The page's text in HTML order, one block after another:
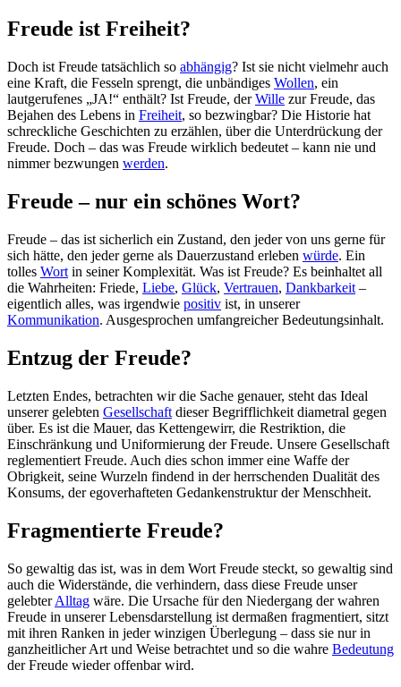
Freude ist Freiheit?
Doch ist Freude tatsächlich so abhängig? Ist sie nicht vielmehr auch
eine Kraft, die Fesseln sprengt, die unbändiges Wollen, ein
lautgerufenes „JA!“ enthält? Ist Freude, derWille zur Freude, das
Bejahen des Lebens in Freiheit, so bezwingbar? Die Historie hat
schreckliche Geschichten zu erzählen, über die Unterdrückung der
Freude. Doch – das was Freude wirklich bedeutet – kann nie und
nimmer bezwungen werden.
Freude – nur ein schönes Wort?
Freude – das ist sicherlich ein Zustand, den jeder von uns gerne für
sich hätte, den jeder gerne als Dauerzustand erleben würde. Ein
tolles Wort in seiner Komplexität. Was ist Freude? Es beinhaltet all
die Wahrheiten: Friede, Liebe, Glück, Vertrauen, Dankbarkeit –
eigentlich alles, was irgendwie positiv ist, in unserer
Kommunikation. Ausgesprochen umfangreicher Bedeutungsinhalt.
Entzug der Freude?
Letzten Endes, betrachten wir die Sache genauer, steht das Ideal
unserer gelebten Gesellschaft dieser Begrifflichkeit diametral gegen
über. Es ist die Mauer, das Kettengewirr, die Restriktion, die
Einschränkung und Uniformierung der Freude. Unsere Gesellschaft
reglementiert Freude. Auch dies schon immer eine Waffe der
Obrigkeit, seine Wurzeln findend in der herrschenden Dualität des
Konsums, der egoverhafteten Gedankenstruktur der Menschheit.
Fragmentierte Freude?
So gewaltig das ist, was in dem Wort Freude steckt, so gewaltig sind
auch die Widerstände, die verhindern, dass diese Freude unser
gelebterAlltag wäre. Die Ursache für den Niedergang der wahren
Freude in unserer Lebensdarstellung ist dermaßen fragmentiert, sitzt
mit ihren Ranken in jeder winzigen Überlegung – dass sie nur in
ganzheitlicher Art und Weise betrachtet und so die wahre Bedeutung
der Freude wieder offenbar wird.